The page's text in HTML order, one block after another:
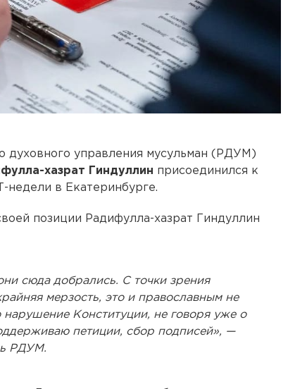
духовного управления мусульман (РДУМ)
хазрат Гиндуллин присоединился к
в Екатеринбурге.
позиции Радифулла-хазрат Гиндуллин
сюда добрались. С точки зрения
мерзость, это и православным не
нарушение Конституции, не говоря уже о
петиции, сбор подписей», —
РДУМ.